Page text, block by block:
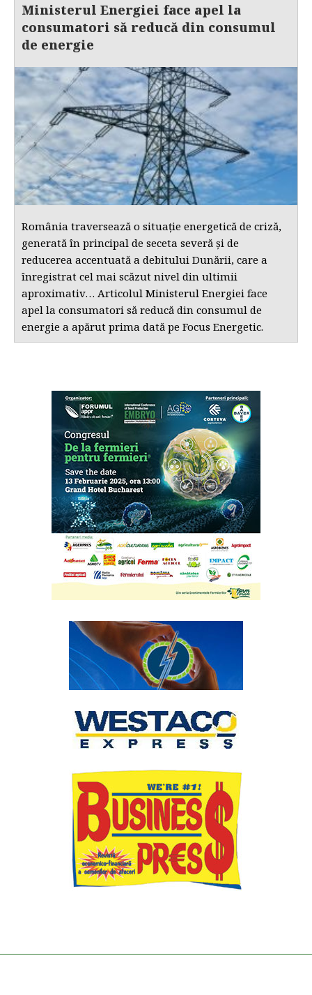
Ministerul Energiei face apel la
consumatori să reducă din consumul
de energie
România traversează o situație energetică de criză,
generată în principal de seceta severă și de
reducerea accentuată a debitului Dunării, care a
înregistrat cel mai scăzut nivel din ultimii
aproximativ… Articolul Ministerul Energiei face
apel la consumatori să reducă din consumul de
energie a apărut prima dată pe Focus Energetic.